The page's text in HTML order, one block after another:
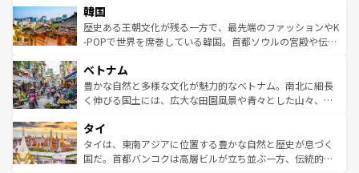
はコンテンツ一覧
いる。アクティビティも充実しており、サーフィンやダイ
ビング、ハイキングなど、アウトドア好きにはたまらな
い。オーストラリアの多彩な魅力を存分に味わいつくそ
参照してほしい。
ン）、静ひつな山岳地帯である台湾東部など、都市の喧騒
と山間の静けさが共存しており、訪れる人に新しい発見と
驚きをもたらしてくれる。また、奥深い台湾の食文化も魅
容にもいいと評判のスイーツなど、バラエティ豊かな料理
が味わえる。 なお、新着の台湾情報は コンテンツ一覧を参
照してほしい。
韓国
歴史ある王朝文化が残る一方で、最先端のファッションやK
-POPで世界を席巻している韓国。首都ソウルの宮殿や伝統
き、地方に足を延ばせば四季折々の自然美を楽しむことが
できる。そして、キムチや焼肉、絶品のストリートフード
まで、さまざまな韓国料理が待っている。夜には、韓国な
リティに包まれながら、韓国の多彩な魅力を心ゆくまで味
わってみてほしい。 なお、新着の韓国情報はコンテンツ一
覧を参照してほしい。
ベトナム
豊かな自然と多様な文化が魅力的なベトナム。南北に細長
く伸びる国土には、広大な田園風景や青々とした山々、世
急速な発展と共に伝統が息づく。ハノイの古い町並みやホ
ーチミン市のフランス統治時代の建物も、独特の雰囲気を
醸し出している。また、バラエティの豊かさとおいしさで
タイ
タイは、東南アジアに位置する豊かな自然と歴史が息づく
国だ。首都バンコクは高層ビルが立ち並ぶ一方、伝統的な